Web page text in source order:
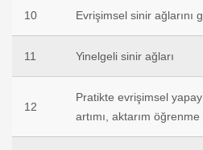
10 Evrişimsel sinir ağlarını
11 Yinelgeli sinir ağları
12
Pratikte evrişimsel
artımı, aktarım öğrenme